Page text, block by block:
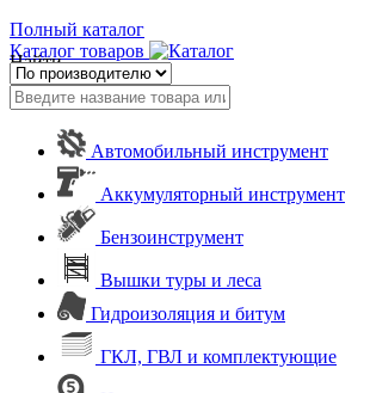
Полный каталог
Каталог товаров
Найти
Автомобильный инструмент
Аккумуляторный инструмент
Бензоинструмент
Вышки туры и леса
Гидроизоляция и битум
ГКЛ, ГВЛ и комплектующие